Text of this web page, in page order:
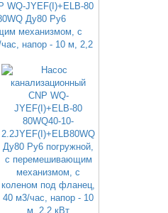
WQ-JYEF(I)+ELB-80
Ду80 Ру6
механизмом, с
напор - 10 м, 2,2